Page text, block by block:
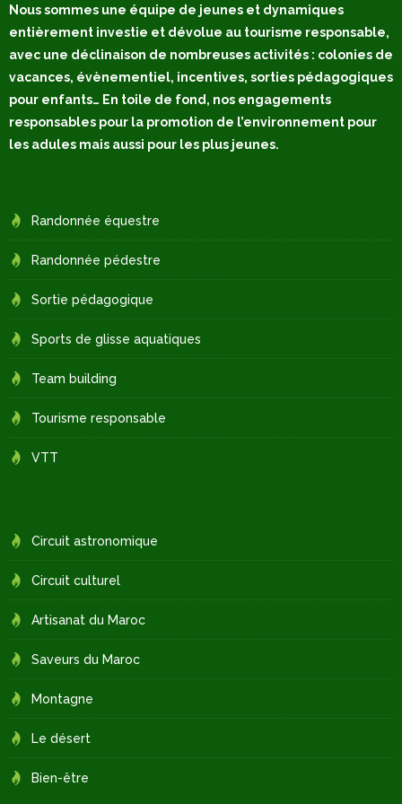
Nous sommes une équipe de jeunes et dynamiques
entièrement investie et dévolue au tourisme responsable,
avec une déclinaison de nombreuses activités : colonies de
vacances, évènementiel, incentives, sorties pédagogiques
pour enfants… En toile de fond, nos engagements
responsables pour la promotion de l’environnement pour
les adules mais aussi pour les plus jeunes.
Randonnée équestre
Randonnée pédestre
Sortie pédagogique
Sports de glisse aquatiques
Team building
Tourisme responsable
VTT
Circuit astronomique
Circuit culturel
Artisanat du Maroc
Saveurs du Maroc
Montagne
Le désert
Bien-être